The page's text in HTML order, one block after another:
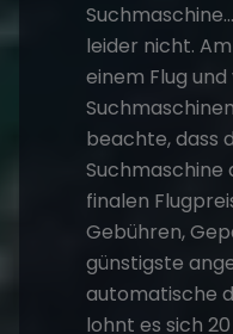
leider nicht.
einem Flug
beachte, dass
Suchmaschine
finalen
Gebühren,
günstigste
automatische
lohnt es sich